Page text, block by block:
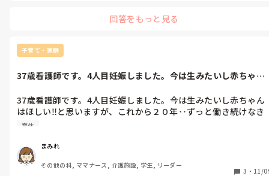
回答をもっと見る
子育て・家庭
37歳看護師です。4人目妊娠しました。今は生みたいし赤ちゃん
37歳看護師です。4人目妊娠しました。今は生みたいし赤ちゃん
はほしい‼️と思いますが、これから２０年‥ずっと働き続けなき
ゃ‥と先を考えると不安です😭今は良くても、長い先、しんどく
たらいいか。。
育休
まみれ
その他の科, ママナース, 介護施設, 学生, リーダー
3 ・ 11/